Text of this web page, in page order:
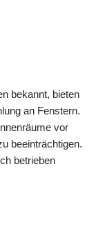
bekannt, bieten
an Fenstern.
vor
beeinträchtigen.
betrieben